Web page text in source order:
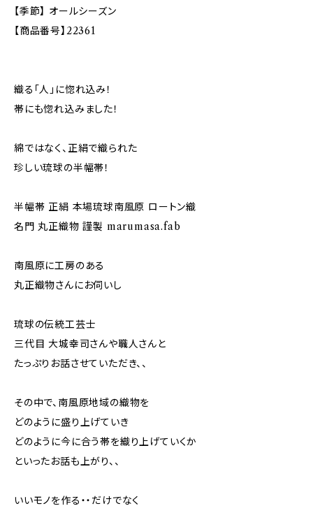
【季節】 オールシーズン
【商品番号】22361
織る「人」に惚れ込み！
帯にも惚れ込みました！
綿ではなく、正絹で織られた
珍しい琉球の半幅帯！
半幅帯 正絹 本場琉球南風原 ロートン織
名門 丸正織物 謹製 marumasa.fab
南風原に工房のある
丸正織物さんにお伺いし
琉球の伝統工芸士
三代目 大城幸司さんや職人さんと
たっぷりお話させていただき、、
その中で、南風原地域の織物を
どのように盛り上げていき
どのように今に合う帯を織り上げていくか
といったお話も上がり、、
いいモノを作る・・だけでなく